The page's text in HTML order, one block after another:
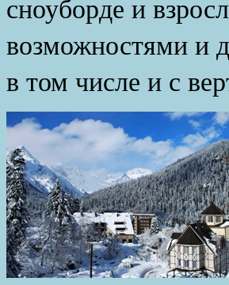
сноуборде и
возможностями и
в том числе и с